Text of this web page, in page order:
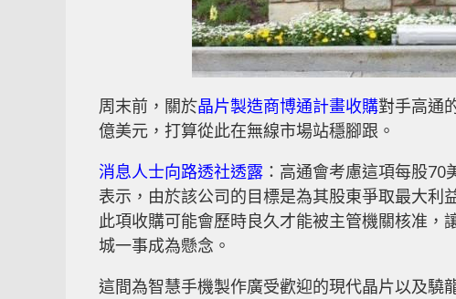
周末前，關於晶片製造商博通計畫收購對手高通
億美元，打算從此在無線市場站穩腳跟。
消息人士向路透社透露 ：高通會考慮這項每股
表示，由於該公司的目標是為其股東爭取最大
此項收購可能會歷時良久才能被主管機關核准，
城一事成為懸念。
這間為智慧手機製作廣受歡迎的現代晶片以及